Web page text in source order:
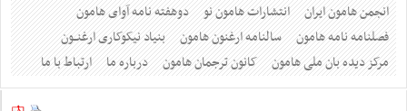
انجمن هامون ایران انتشارات هامون نو
دوهفته نامه آوای هامون
فصلنامه نامه هامون
سالنامه ارغنون هامون
بنیاد نیکوکاری ارغنــون
مرکز دیده بان ملی هامون
کانون ترجمان هامون درباره ما ارتباط با ما